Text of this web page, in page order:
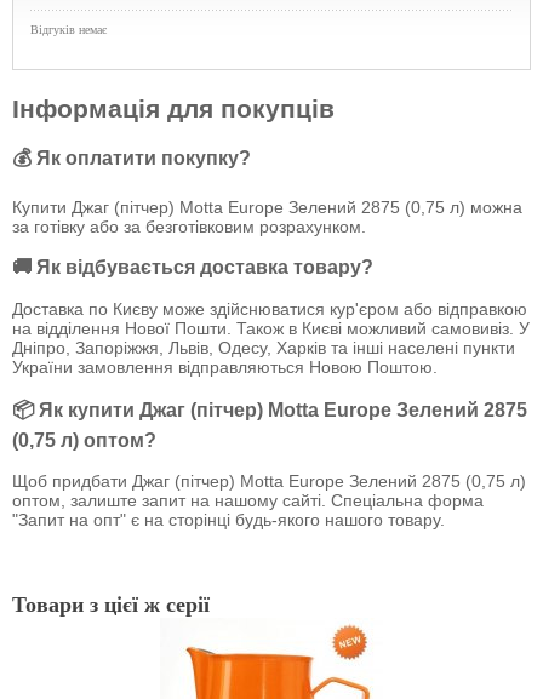
Відгуків немає
Інформація для покупців
💰 Як оплатити покупку?
Купити Джаг (пітчер) Motta Europe Зелений 2875 (0,75 л) можна
за готівку або за безготівковим розрахунком.
🚚 Як відбувається доставка товару?
Доставка по Києву може здійснюватися кур'єром або відправкою
на відділення Нової Пошти. Також в Києві можливий самовивіз. У
Дніпро, Запоріжжя, Львів, Одесу, Харків та інші населені пункти
України замовлення відправляються Новою Поштою.
📦 Як купити Джаг (пітчер) Motta Europe Зелений 2875
(0,75 л) оптом?
Щоб придбати Джаг (пітчер) Motta Europe Зелений 2875 (0,75 л)
оптом, залиште запит на нашому сайті. Спеціальна форма
"Запит на опт" є на сторінці будь-якого нашого товару.
Товари з цієї ж серії